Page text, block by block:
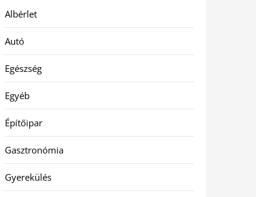
Albérlet
Autó
Egészség
Egyéb
Építőipar
Gasztronómia
Gyerekülés